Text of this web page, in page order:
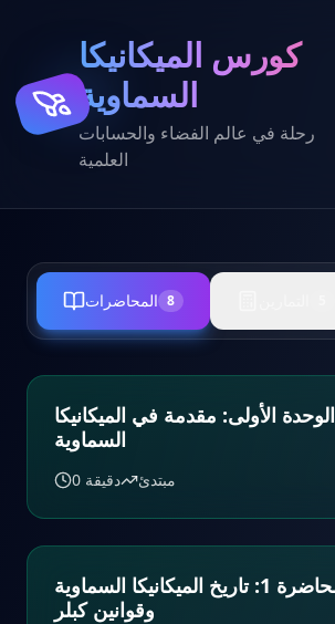
كورس الميكانيكا
السماوية
رحلة في عالم الفضاء والحسابات
العلمية
المحاضرات 8
الوحدة الأولى: مقدمة في الميكانيكا
السماوية
0 دقيقة مبتدئ
المحاضرة 1: تاريخ الميكانيكا السماوية
وقوانين كبلر